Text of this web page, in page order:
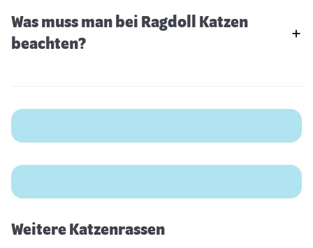
Was muss man bei Ragdoll Katzen
beachten?
Weitere Katzenrassen